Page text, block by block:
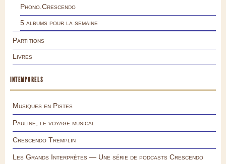
Phono.Crescendo
5 albums pour la semaine
Partitions
Livres
INTEMPORELS
Musiques en Pistes
Pauline, le voyage musical
Crescendo Tremplin
Les Grands Interprètes — Une série de podcasts Crescendo